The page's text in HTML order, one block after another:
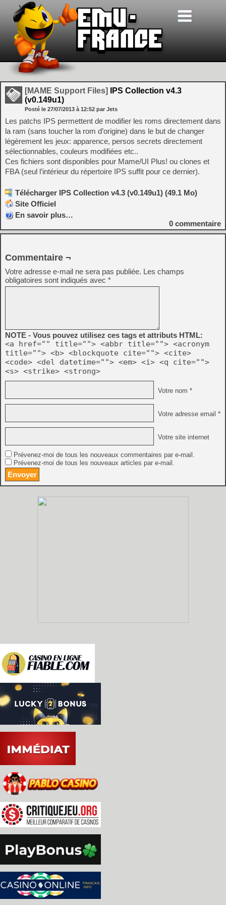
[MAME Support Files]
IPS Collection v4.3
(v0.149u1)
Posté le 27/07/2013 à 12:52 par Jets
Les patchs IPS permettent de modifier les roms directement dans
la ram (sans toucher la rom d’origine) dans le but de changer
légèrement les jeux: apparence, persos secrets directement
sélectionnables, couleurs modifiées etc..
Ces fichiers sont disponibles pour Mame/UI Plus! ou clones et
FBA (seul l’intérieur du répertoire IPS suffit pour ce dernier).
Télécharger IPS Collection v4.3 (v0.149u1) (49.1 Mo)
Site Officiel
En savoir plus…
0 commentaire
Commentaire ¬
Votre adresse e-mail ne sera pas publiée. Les champs
obligatoires sont indiqués avec *
NOTE - Vous pouvez utilisez ces tags et attributs HTML:
<a href="" title=""> <abbr title=""> <acronym
title=""> <b> <blockquote cite=""> <cite>
<code> <del datetime=""> <em> <i> <q cite="">
<s> <strike> <strong>
Votre nom *
Votre adresse email *
Votre site internet
Prévenez-moi de tous les nouveaux commentaires par e-mail.
Prévenez-moi de tous les nouveaux articles par e-mail.